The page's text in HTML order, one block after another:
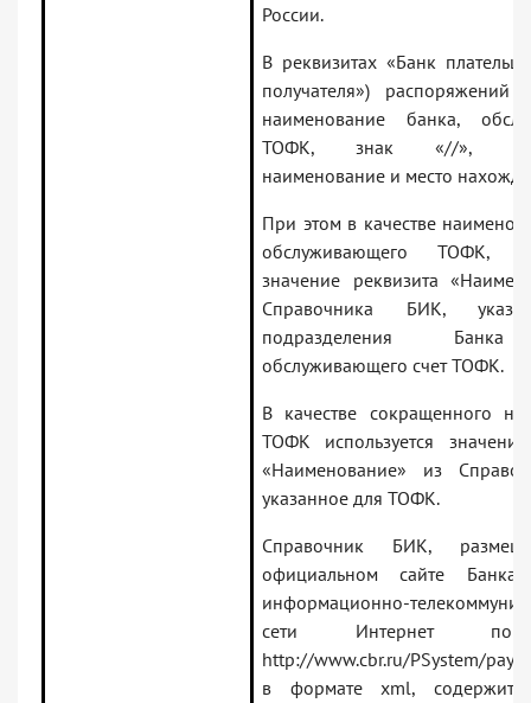
России.
В реквизитах «Банк
получателя») распоряжений
наименование банка,
ТОФК, знак «//»,
наименование и место
При этом в качестве
обслуживающего ТОФК,
значение реквизита
Справочника БИК,
подразделения
обслуживающего счет ТОФК.
В качестве сокращенного
ТОФК используется
«Наименование» из
указанное для ТОФК.
Справочник БИК,
официальном сайте
информационно-
сети Интернет по
http://www.cbr.ru/PSystem/
в формате xml, содержит